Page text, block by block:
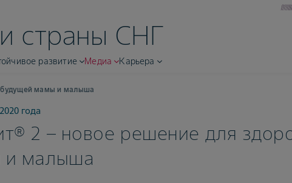
страны СНГ
развитие Медиа Карьера
будущей мамы и малыша
года
2 – новое решение для
и малыша